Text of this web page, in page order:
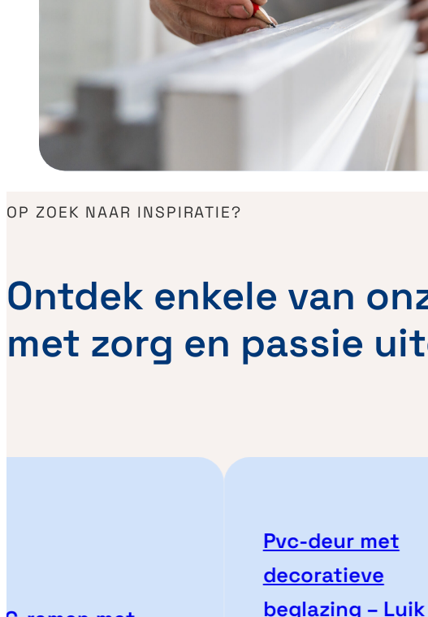
OP ZOEK NAAR INSPIRATIE?
Ontdek enkele van
met zorg en passie
Pvc-deur met
decoratieve
beglazing – Luik